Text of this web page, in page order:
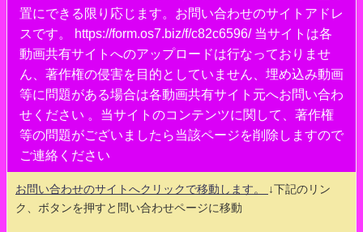
置にできる限り応じます。お問い合わせのサイトアドレ
スです。 https://form.os7.biz/f/c82c6596/ 当サイトは各
動画共有サイトへのアップロードは行なっておりませ
ん、著作権の侵害を目的としていません、埋め込み動画
等に問題がある場合は各動画共有サイト元へお問い合わ
せください 。当サイトのコンテンツに関して、著作権
等の問題がございましたら当該ページを削除しますので
ご連絡ください
お問い合わせのサイトへクリックで移動します。
↓下記のリン
ク、ボタンを押すと問い合わせページに移動